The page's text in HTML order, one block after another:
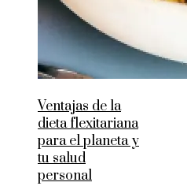
Ventajas de la
dieta flexitariana
para el planeta y
tu salud
personal